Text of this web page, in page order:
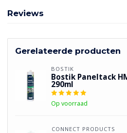
Reviews
Gerelateerde producten
BOSTIK
Bostik Paneltack
290ml
Op voorraad
CONNECT PRODUCTS